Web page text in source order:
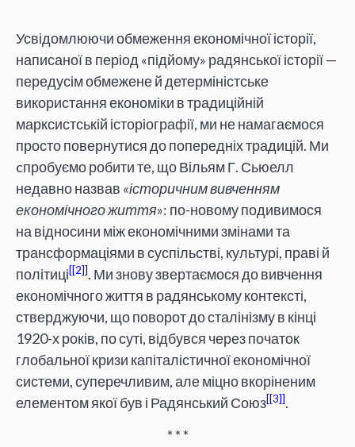
Усвідомлюючи обмеження економічної історії,
написаної в період «підйому» радянської історії —
передусім обмежене й детерміністське
використання економіки в традиційній
марксистській історіографії, ми не намагаємося
просто повернутися до попередніх традицій. Ми
cпробуємо робити те, що Вільям Г. Сьюелл
недавно назвав «історичним вивченням
економічного життя»: по-новому подивимося
на відносини між економічними змінами та
трансформаціями в суспільстві, культурі, праві й
політиці [2] . Ми знову звертаємося до вивчення
економічного життя в радянському контексті,
стверджуючи, що поворот до сталінізму в кінці
1920-х років, по суті, відбувся через початок
глобальної кризи капіталістичної економічної
системи, суперечливим, але міцно вкоріненим
елементом якої був і Радянський Союз [3] .
* * *